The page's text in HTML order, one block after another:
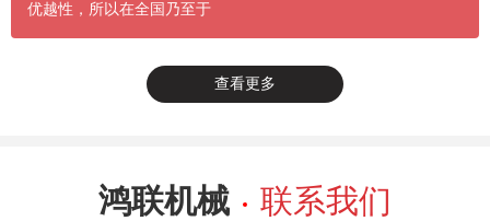
优越性，所以在全国乃至于
查看更多
鸿联机械 联系我们